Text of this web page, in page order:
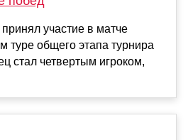
участие в матче
туре общего этапа турнира
стал четвертым игроком,